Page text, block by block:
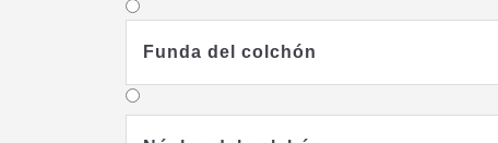
Funda del colchón